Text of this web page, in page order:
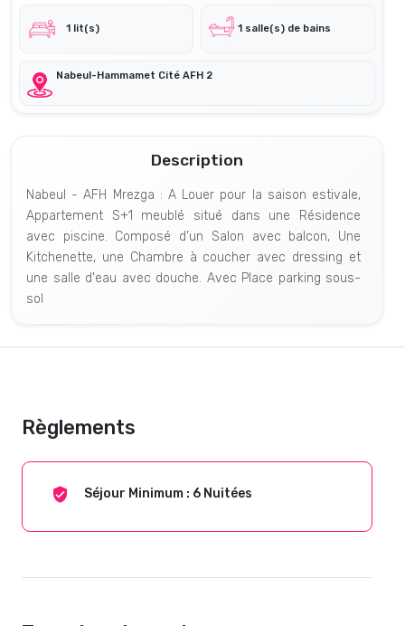
1 lit(s) 1 salle(s) de bains
Nabeul-Hammamet Cité AFH 2
Description
Nabeul - AFH Mrezga : A Louer pour la saison estivale,
Appartement S+1 meublé situé dans une Résidence
avec piscine. Composé d’un Salon avec balcon, Une
Kitchenette, une Chambre à coucher avec dressing et
une salle d'eau avec douche. Avec Place parking sous-
sol
Règlements
Séjour Minimum : 6 Nuitées